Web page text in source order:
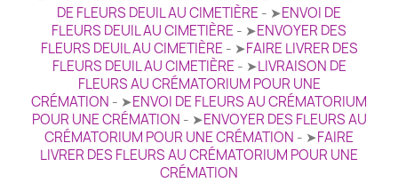
DE FLEURS DEUIL AU CIMETIÈRE- ➤ENVOI DE
FLEURS DEUIL AU CIMETIÈRE- ➤ENVOYER DES
FLEURS DEUIL AU CIMETIÈRE- ➤FAIRE LIVRER DES
FLEURS DEUIL AU CIMETIÈRE- ➤LIVRAISON DE
FLEURS AU CRÉMATORIUM POUR UNE
CRÉMATION - ➤ENVOI DE FLEURS AU CRÉMATORIUM
POUR UNE CRÉMATION - ➤ENVOYER DES FLEURS AU
CRÉMATORIUM POUR UNE CRÉMATION - ➤FAIRE
LIVRER DES FLEURS AU CRÉMATORIUM POUR UNE
CRÉMATION